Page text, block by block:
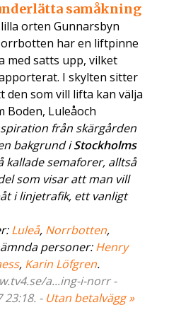
samåkning
orten Gunnarsbyn
har en liftpinne
med satts upp, vilket
I skylten sitter
den som vill lifta kan välja
Boden, Luleåoch
från skärgården
bakgrund iStockholms
kallade semaforer, alltså
som visar att man vill
i linjetrafik, ett vanligt
Luleå, Norrbotten,
personer:Henry
, Karin Löfgren.
a...ing-i-norr -
23:18. - Utan betalvägg »